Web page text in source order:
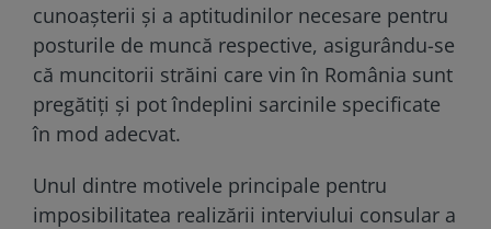
cunoașterii și a aptitudinilor necesare pentru
posturile de muncă respective, asigurându-se
că muncitorii străini care vin în România sunt
pregătiți și pot îndeplini sarcinile specificate
în mod adecvat.
Unul dintre motivele principale pentru
imposibilitatea realizării interviului consular a